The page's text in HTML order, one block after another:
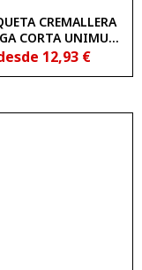
CREMALLERA
CORTA UNIMUR
1850201
12,93 €